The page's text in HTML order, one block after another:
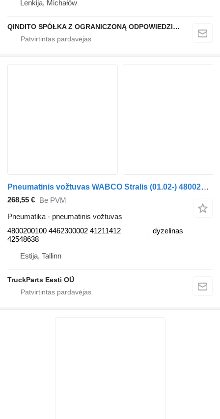
Lenkija, Michałów
QINDITO SPÓŁKA Z OGRANICZONĄ ODPOWIEDZIALNOŚCIĄ
Pneumatinis vožtuvas WABCO Stralis (01.02-) 4800200100 vilkiko IVECO Stralis, Trakker (2002-)
268,55 € Be PVM
Pneumatika - pneumatinis vožtuvas
4800200100 4462300002 41211412
42548638
dyzelinas
Estija, Tallinn
TruckParts Eesti OÜ